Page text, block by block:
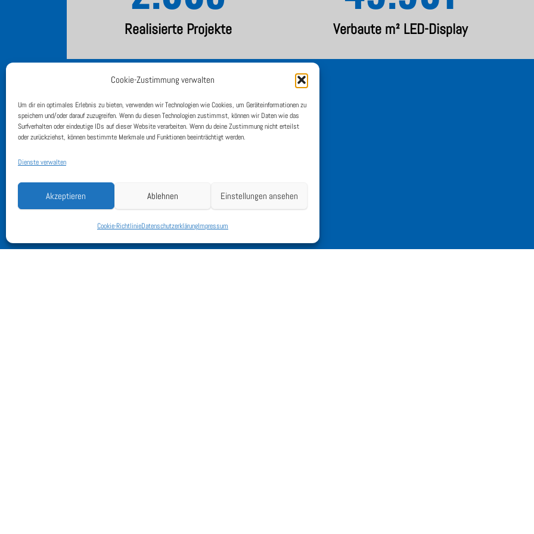
Cookie-Zustimmung verwalten
Um dir ein optimales Erlebnis zu bieten, verwenden wir Technologien wie Cookies, um Geräteinformationen zu
speichern und/oder darauf zuzugreifen. Wenn du diesen Technologien zustimmst, können wir Daten wie das
Surfverhalten oder eindeutige IDs auf dieser Website verarbeiten. Wenn du deine Zustimmung nicht erteilst
oder zurückziehst, können bestimmte Merkmale und Funktionen beeinträchtigt werden.
Dienste verwalten
Akzeptieren Ablehnen Einstellungen ansehen
Cookie-RichtlinieDatenschutzerklärungImpressum
Realisierte Projekte Verbaute m² LED-Display